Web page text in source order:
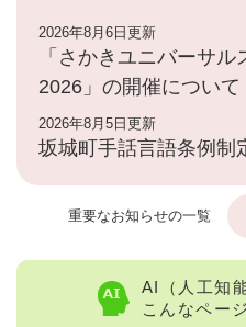
2026年8月6日更新
「さかきユニバーサ
2026」の開催について
2026年8月5日更新
坂城町手話言語条例制
重要なお知らせの一覧
AI（人工知
こんなペー